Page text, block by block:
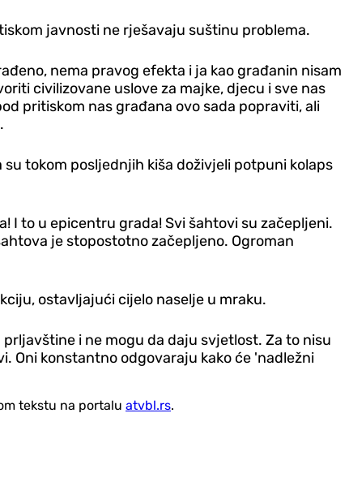
javnosti ne rješavaju suštinu problema.
nema pravog efekta i ja kao građanin nisam
civilizovane uslove za majke, djecu i sve nas
pritiskom nas građana ovo sada popraviti, ali
tokom posljednjih kiša doživjeli potpuni kolaps
I to u epicentru grada! Svi šahtovi su začepljeni.
je stopostotno začepljeno. Ogroman
ostavljajući cijelo naselje u mraku.
i ne mogu da daju svjetlost. Za to nisu
Oni konstantno odgovaraju kako će 'nadležni
tekstu na portalu atvbl.rs.